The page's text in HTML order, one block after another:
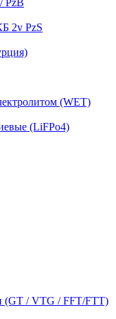
PzB
2v PzS
(WET)
(LiFPo4)
(GT / VTG / FFT/FTT)